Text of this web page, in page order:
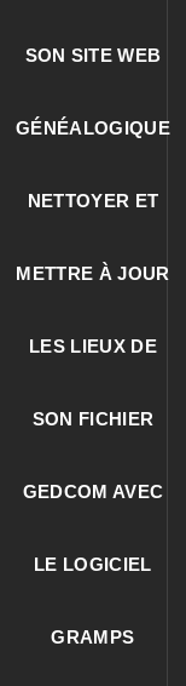
SON SITE WEB
GÉNÉALOGIQUE
NETTOYER ET
METTRE À JOUR
LES LIEUX DE
SON FICHIER
GEDCOM AVEC
LE LOGICIEL
GRAMPS